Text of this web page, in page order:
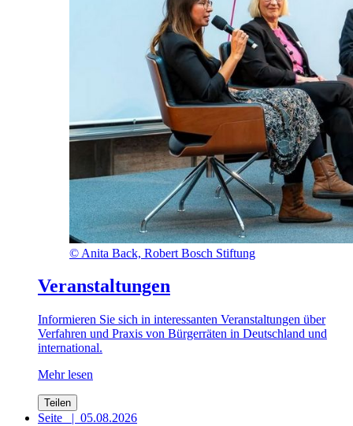
© Anita Back, Robert Bosch Stiftung
Veranstaltungen
Informieren Sie sich in interessanten Veranstaltungen über
Verfahren und Praxis von Bürgerräten in Deutschland und
international.
Mehr lesen
Teilen
Seite | 05.08.2026